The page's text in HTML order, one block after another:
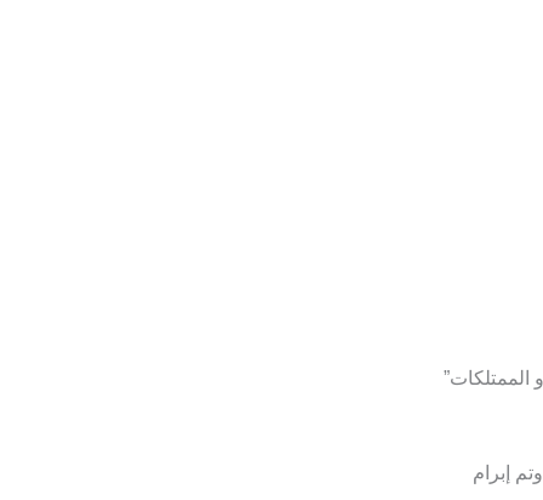
الممتلكات”
إبرام